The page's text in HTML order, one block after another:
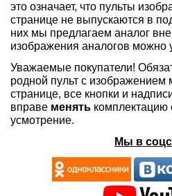
это означает, что пульты
странице не выпускаются в
них мы предлагаем аналог
изображения аналогов можно
Уважаемые покупатели!
родной пульт с изображением
странице, все кнопки и
вправе менять комплектацию
усмотрение.
Мы в